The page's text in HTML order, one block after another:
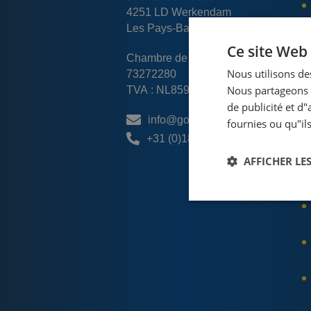
4251 LD Werkendam
Les Pays-Bas
Chambre de commerce:
73272280
TVA : NL859432221B01
info@goodwaybenelux.nl
+31 (0)183 216 170
Ce site
Nous utilisons
Nous
de publicité et
fournies ou
AFFICHER